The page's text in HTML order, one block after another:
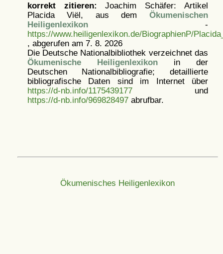
korrekt zitieren: Joachim Schäfer: Artikel
Placida Viël, aus dem Ökumenischen
Heiligenlexikon-
https://www.heiligenlexikon.de/BiographienP/
, abgerufen am 7. 8. 2026
Die Deutsche Nationalbibliothek verzeichnet das
Ökumenische Heiligenlexikonin der
Deutschen Nationalbibliografie; detaillierte
bibliografische Daten sind im Internet über
https://d-nb.info/1175439177und
https://d-nb.info/969828497abrufbar.
Ökumenisches Heiligenlexikon